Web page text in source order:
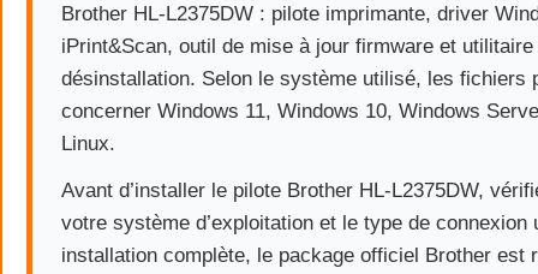
Brother HL-L2375DW : pilote imprimante, driver
iPrint&Scan, outil de mise à jour firmware et utilitaire
désinstallation. Selon le système utilisé, les fichiers
concerner Windows 11, Windows 10, Windows
Linux.
Avant d’installer le pilote Brother HL-L2375DW,
votre système d’exploitation et le type de connexion
installation complète, le package officiel Brother est